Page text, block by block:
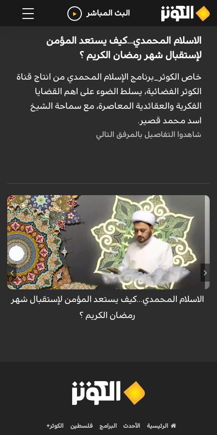
البث المباشر
الاسلام المحمدي...كيف يستعد المؤمن
لإستقبال شهر رمضان الكريم ؟
خاص الكوثر_برنامج الإسلام المحمدي من انتاج قناة
الكوثر الفضائية، يسلط الضوء على اهم القضايا
الفكرية والعقائدية المعاصرة، مع سماحة الشيخ
اسد محمد قصير.
شاهدوا التفاصيل بالمرفق التالي
خاص الكوثر
برنامج الإسلام المحمدي: من انتاج قناة الكوثر الفضائية، يسلط الضوء على اهم
القضايا الفكرية والعقائدية المعاصرة، مع سماحة الشيخ اسد محمد قصير.
الاسلام المحمدي...كيف يستعد المؤمن لإستقبال شهر
رمضان الكريم ؟
الرئيسية الأحدث البرامج فلسطين الكوثر+